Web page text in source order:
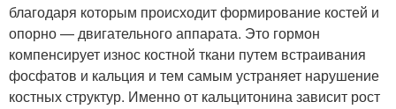
благодаря которым происходит формирование костей и
опорно — двигательного аппарата. Это гормон
компенсирует износ костной ткани путем встраивания
фосфатов и кальция и тем самым устраняет нарушение
костных структур. Именно от кальцитонина зависит рост